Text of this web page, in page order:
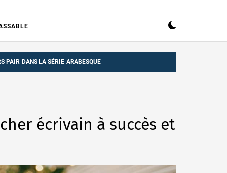
PAIR DANS LA SÉRIE ARABESQUE
écrivain à succès et